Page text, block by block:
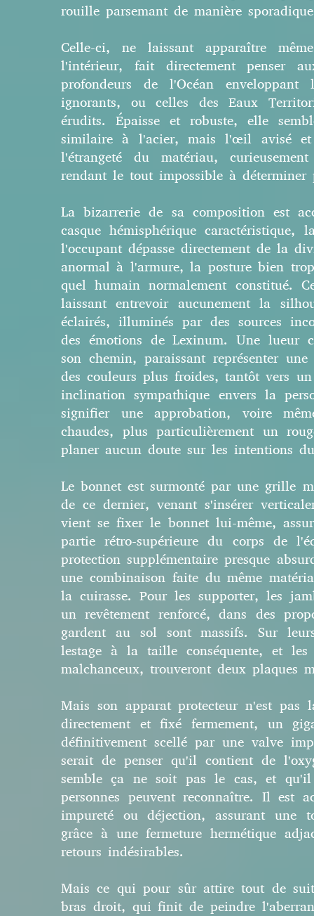
rouille parsemant de manière
Celle-ci, ne laissant apparaître
l'intérieur, fait directement penser
profondeurs de l'Océan
ignorants, ou celles des Eaux
érudits. Épaisse et robuste, elle
similaire à l'acier, mais l'œil avisé et
l'étrangeté du matériau,
rendant le tout impossible à déterminer
La bizarrerie de sa composition est
casque hémisphérique
l'occupant dépasse directement de la
anormal à l'armure, la posture bien
quel humain normalement constitué.
laissant entrevoir aucunement la
éclairés, illuminés par des sources
des émotions de Lexinum. Une lueur
son chemin, paraissant représenter
des couleurs plus froides, tantôt vers
inclination sympathique envers la
signifier une approbation, voire
chaudes, plus particulièrement un
planer aucun doute sur les intentions
Le bonnet est surmonté par une grille
de ce dernier, venant s'insérer
vient se fixer le bonnet lui-même,
partie rétro-supérieure du corps de
protection supplémentaire presque
une combinaison faite du même
la cuirasse. Pour les supporter, les
un revêtement renforcé, dans des
gardent au sol sont massifs. Sur
lestage à la taille conséquente, et
malchanceux, trouveront deux plaques
Mais son apparat protecteur n'est
directement et fixé fermement, un
définitivement scellé par une valve
serait de penser qu'il contient de
semble ça ne soit pas le cas, et qu'il
personnes peuvent reconnaître. Il est
impureté ou déjection, assurant une
grâce à une fermeture hermétique
retours indésirables.
Mais ce qui pour sûr attire tout de
bras droit, qui finit de peindre